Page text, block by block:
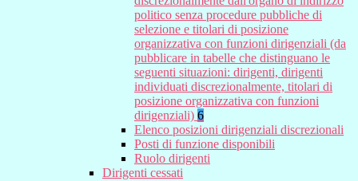
politico senza procedure pubbliche di
selezione e titolari di posizione
organizzativa con funzioni dirigenziali (da
pubblicare in tabelle che distinguano le
seguenti situazioni: dirigenti, dirigenti
individuati discrezionalmente, titolari di
posizione organizzativa con funzioni
dirigenziali) 6
Elenco posizioni dirigenziali discrezionali
Posti di funzione disponibili
Ruolo dirigenti
Dirigenti cessati